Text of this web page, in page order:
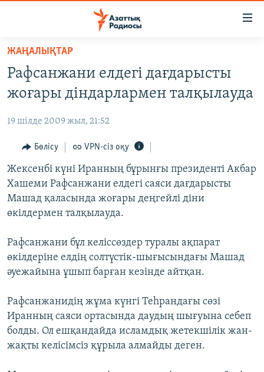
Skip
main
content
to
Navigation
Skip
to
Search
ЖАҢАЛЫҚТАР
САЯСАТ
AZATTYQTV
ҚАҢТАР ОҚИҒАСЫ
АДАМ ҚҰҚЫҚТАРЫ
ӘЛЕУМЕТ
ӘЛЕМ
АРНАЙЫ ЖОБАЛАР
Русский
ЖАЗЫЛЫҢЫЗ
Басқа тілдерде
ЖАҢАЛЫҚТАР
Рафсанжани елдегі дағдарысты
жоғары діндарлармен талқылауда
19 шілде 2009 жыл, 21:52
Бөлісу VPN-сіз оқу
Жексенбі күні Иранның бұрынғы президенті Акбар
Хашеми Рафсанжани елдегі саяси дағдарысты
Машад қаласында жоғары деңгейлі діни
өкілдермен талқылауда.
Рафсанжани бұл келіссөздер туралы ақпарат
өкілдеріне елдің солтүстік-шығысындағы Машад
әуежайына ұшып барған кезінде айтқан.
Рафсанжанидің жұма күнгі Теһрандағы сөзі
Иранның саяси ортасында даудың шығуына себеп
болды. Ол ешқандайда исламдық жетекшілік жан-
жақты келісімсіз құрыла алмайды деген.